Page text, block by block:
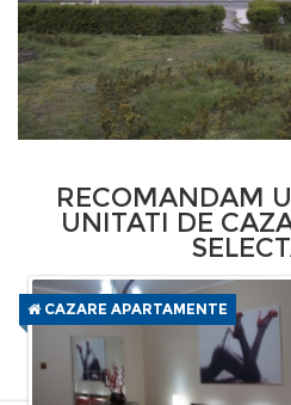
RECOMANDAM
UNITATI DE
CAZARE APARTAMENTE